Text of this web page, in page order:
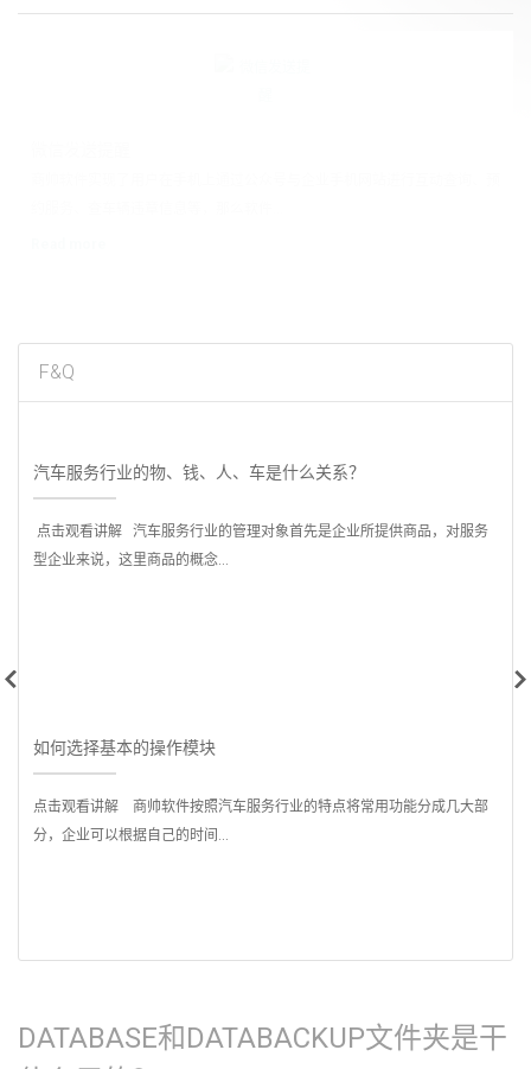
F&Q
汽车服务行业的物、钱、人、车是什么关系？
点击观看讲解 汽车服务行业的管理对象首先是企业所提供商品，对服务
型企业来说，这里商品的概念...
如何选择基本的操作模块
点击观看讲解 商帅软件按照汽车服务行业的特点将常用功能分成几大部
分，企业可以根据自己的时间...
DATABASE和DATABACKUP文件夹是干